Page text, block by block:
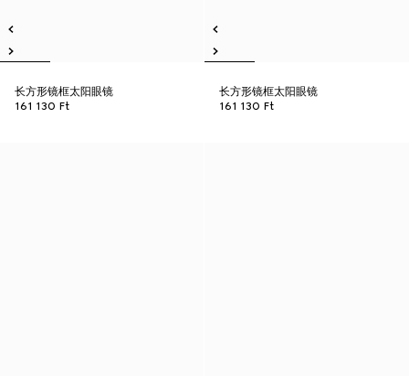
长方形镜框太阳眼镜
161 130 Ft
长方形镜框太阳眼镜
161 130 Ft